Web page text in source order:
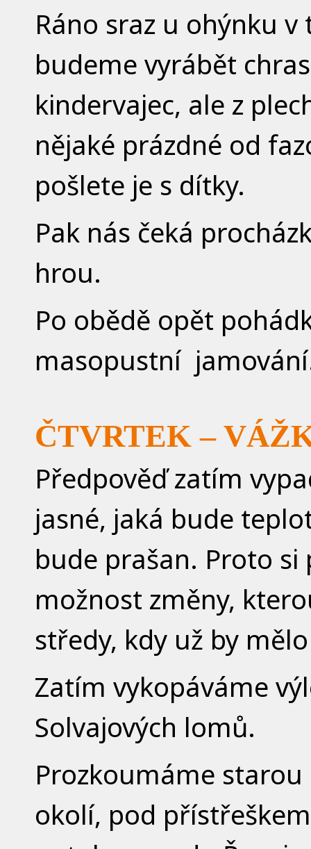
Ráno sraz u ohýnku
budeme vyrábět
kindervajec, ale z
nějaké prázdné od
pošlete je s dítky.
Pak nás čeká
hrou.
Po obědě opět
masopustní
ČTVRTEK –
Předpověď zatím
jasné, jaká bude
bude prašan. Proto
možnost změny,
středy, kdy už by
Zatím vykopáváme
Solvajových lomů.
Prozkoumáme
okolí, pod